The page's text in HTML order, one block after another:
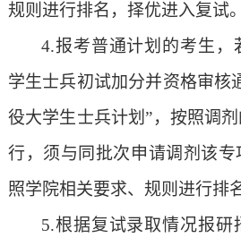
规则进行排名，择优进入复试。
4.报考普通计划的考生，
学生士兵初试加分并资格审核
役大学生士兵计划”，按照调
行，须与同批次申请调剂该
照学院相关要求、规则进行排
5.根据复试录取情况报研